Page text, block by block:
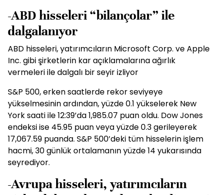
-ABD hisseleri “bilançolar” ile
dalgalanıyor
ABD hisseleri, yatırımcıların Microsoft Corp. ve Apple
Inc. gibi şirketlerin kar açıklamalarına ağırlık
vermeleri ile dalgalı bir seyir izliyor
S&P 500, erken saatlerde rekor seviyeye
yükselmesinin ardından, yüzde 0.1 yükselerek New
York saati ile 12:39’da 1,985.07 puan oldu. Dow Jones
endeksi ise 45.95 puan veya yüzde 0.3 gerileyerek
17,067.59 puanda. S&P 500’deki tüm hisselerin işlem
hacmi, 30 günlük ortalamanın yüzde 14 yukarısında
seyrediyor.
-Avrupa hisseleri, yatırımcıların